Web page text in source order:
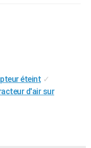
éteint ✓
d'air sur